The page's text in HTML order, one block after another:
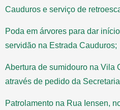
Cauduros e serviço de
Poda em árvores para dar
servidão na Estrada Cauduros;
Abertura de sumidouro na Vila
através de pedido da
Patrolamento na Rua Iensen,